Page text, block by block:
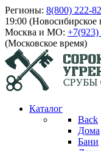
Регионы: 8(800) 222-
19:00 (Новосибирское
Москва и МО: +7(923)
(Московское время)
Каталог
Back
Дома
Бани